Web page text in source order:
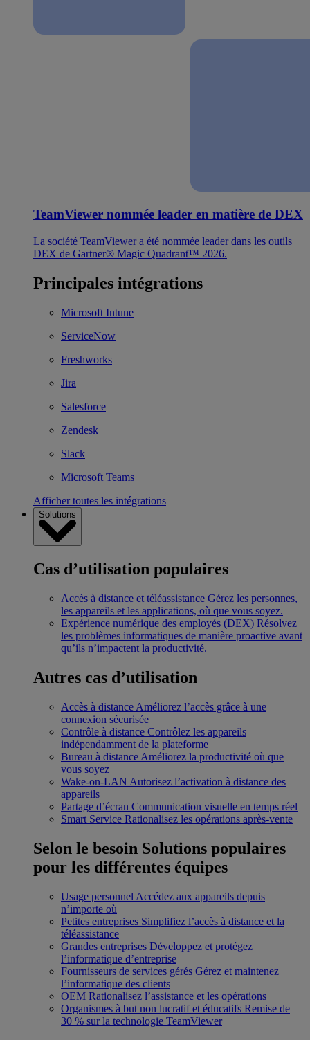
TeamViewer nommée leader en matière de DEX
La société TeamViewer a été nommée leader dans les outils
DEX de Gartner® Magic Quadrant™ 2026.
Principales intégrations
Microsoft Intune
ServiceNow
Freshworks
Jira
Salesforce
Zendesk
Slack
Microsoft Teams
Afficher toutes les intégrations
Solutions
Cas d’utilisation populaires
Accès à distance et téléassistance Gérez les personnes,
les appareils et les applications, où que vous soyez.
Expérience numérique des employés (DEX) Résolvez
les problèmes informatiques de manière proactive avant
qu’ils n’impactent la productivité.
Autres cas d’utilisation
Accès à distance Améliorez l’accès grâce à une
connexion sécurisée
Contrôle à distance Contrôlez les appareils
indépendamment de la plateforme
Bureau à distance Améliorez la productivité où que
vous soyez
Wake-on-LAN Autorisez l’activation à distance des
appareils
Partage d’écran Communication visuelle en temps réel
Smart Service Rationalisez les opérations après-vente
Selon le besoin Solutions populaires
pour les différentes équipes
Usage personnel Accédez aux appareils depuis
n’importe où
Petites entreprises Simplifiez l’accès à distance et la
téléassistance
Grandes entreprises Développez et protégez
l’informatique d’entreprise
Fournisseurs de services gérés Gérez et maintenez
l’informatique des clients
OEM Rationalisez l’assistance et les opérations
Organismes à but non lucratif et éducatifs Remise de
30 % sur la technologie TeamViewer